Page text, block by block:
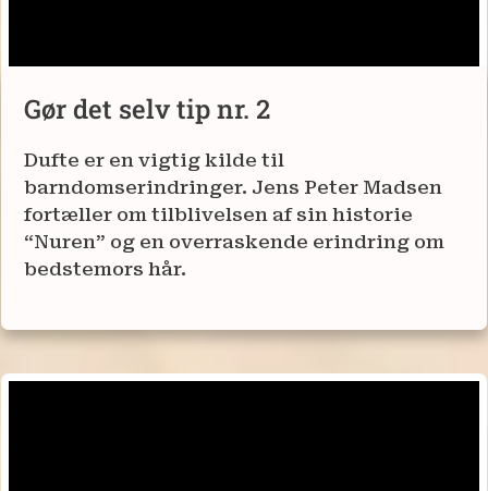
Gør det selv tip nr. 2
Dufte er en vigtig kilde til
barndomserindringer. Jens Peter Madsen
fortæller om tilblivelsen af sin historie
“Nuren” og en overraskende erindring om
bedstemors hår.